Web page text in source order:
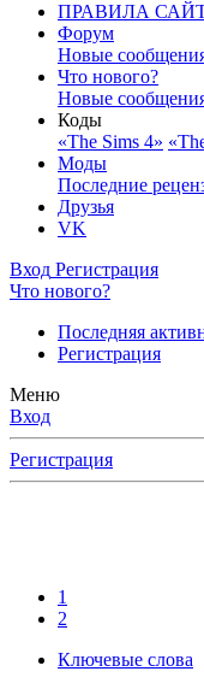
ПРАВИЛА
Форум
Новые
Что нового?
Новые
Коды
«The Sims 4»
Моды
Последние
Друзья
VK
Вход Регистрация
Что нового?
Последняя
Регистрация
Меню
Вход
Регистрация
1
2
Ключевые слова